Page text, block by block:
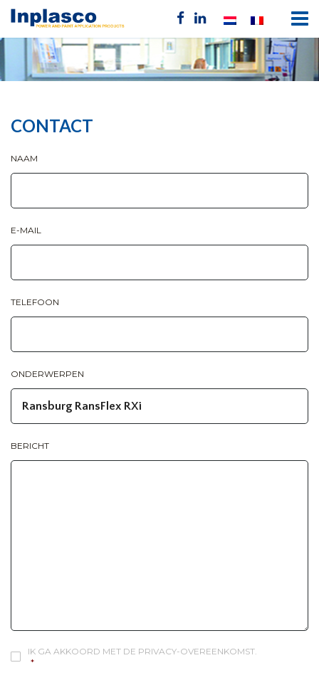
CONTACT
NAAM
E-MAIL
TELEFOON
ONDERWERPEN
BERICHT
IK GA AKKOORD MET DE PRIVACY-OVEREENKOMST.
*